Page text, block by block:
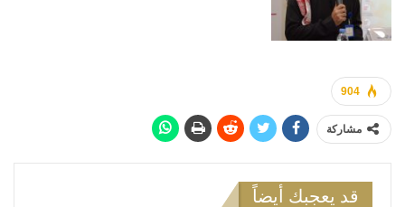
904
مشاركة
قد يعجبك أيضاً